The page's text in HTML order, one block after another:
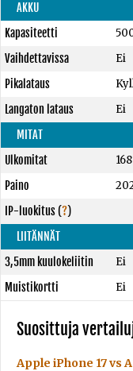
AKKU
Kapasiteetti
Vaihdettavissa
Ei
Pikalataus
Langaton lataus
Ei
MITAT
Ulkomitat
Paino
IP-luokitus(?)
LIITÄNNÄT
3,5mm kuulokeliitin
Ei
Muistikortti
Ei
Suosittuja
Apple iPhone 17 vs